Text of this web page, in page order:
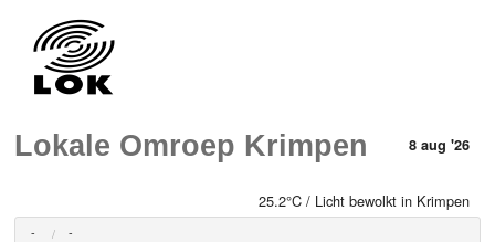
Lokale Omroep Krimpen 8 aug '26
25.2°C / Licht bewolkt in Krimpen
- -